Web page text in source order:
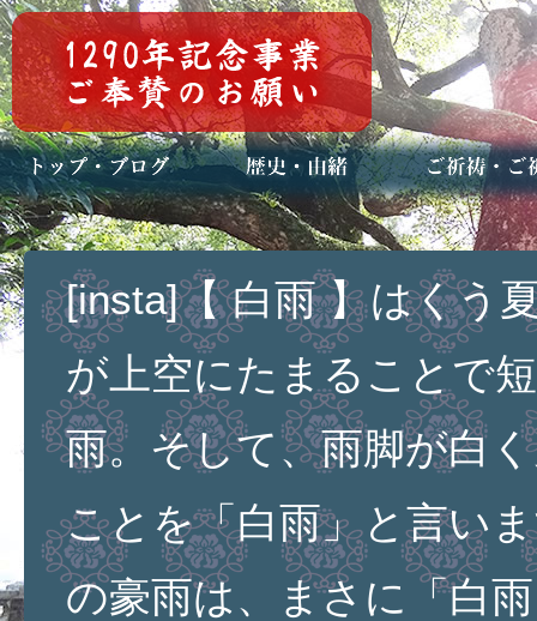
トップページ
ブログ(日々八百万)
お知らせ一覧 歴史・ご祭神
年中行事
メディア掲載 ご祈祷・ご祈
安産祈願
初宮参り
七五三詣
長寿のお祝い
神前結婚式
厄祓い・方位
車のお祓い
地鎮祭
神葬祭（神式
[insta]【 白雨 】はくう
が上空にたまることで
雨。そして、雨脚が白
ことを「白雨」と言い
の豪雨は、まさに「白